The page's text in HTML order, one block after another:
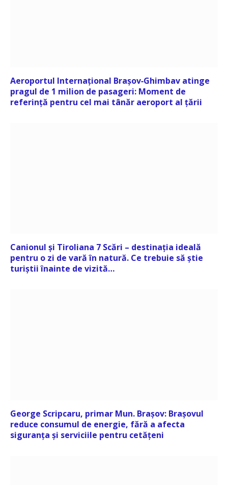
Aeroportul Internațional Brașov‑Ghimbav atinge
pragul de 1 milion de pasageri: Moment de
referință pentru cel mai tânăr aeroport al țării
Canionul și Tiroliana 7 Scări – destinația ideală
pentru o zi de vară în natură. Ce trebuie să știe
turiștii înainte de vizită…
George Scripcaru, primar Mun. Brașov: Brașovul
reduce consumul de energie, fără a afecta
siguranța și serviciile pentru cetățeni